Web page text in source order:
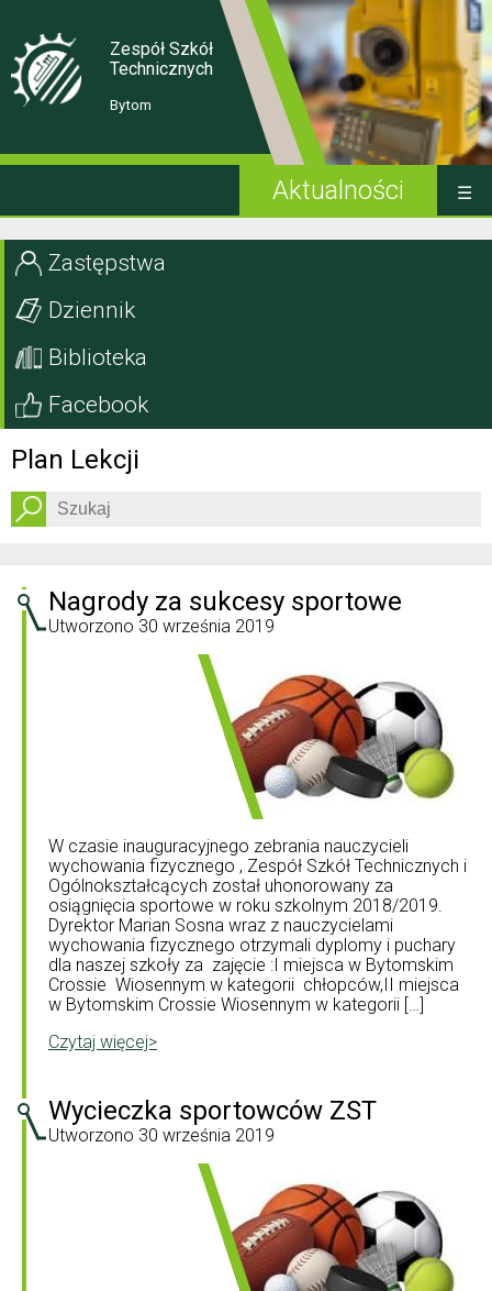
Content
navigation
Zespół Szkół
Technicznych
Bytom
Aktualności
Kandydat
Zastępstwa
Dziennik
Biblioteka
Facebook
Plan Lekcji
Nagrody za sukcesy sportowe
Utworzono 30 września 2019
W czasie inauguracyjnego zebrania nauczycieli
wychowania fizycznego , Zespół Szkół Technicznych i
Ogólnokształcących został uhonorowany za
osiągnięcia sportowe w roku szkolnym 2018/2019.
Dyrektor Marian Sosna wraz z nauczycielami
wychowania fizycznego otrzymali dyplomy i puchary
dla naszej szkoły za zajęcie :I miejsca w Bytomskim
Crossie Wiosennym w kategorii chłopców,II miejsca
w Bytomskim Crossie Wiosennym w kategorii […]
Czytaj więcej>
Wycieczka sportowców ZST
Utworzono 30 września 2019